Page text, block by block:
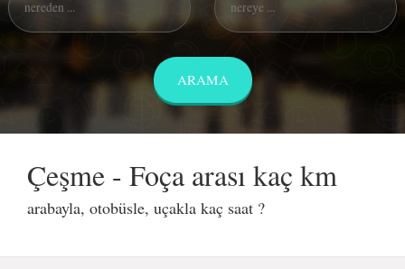
Çeşme - Foça arası kaç km
arabayla, otobüsle, uçakla kaç saat ?